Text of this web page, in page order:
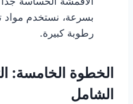
بسرعة، نستخدم
رطوبة كبيرة.
الخطوة الخامسة:
الشامل